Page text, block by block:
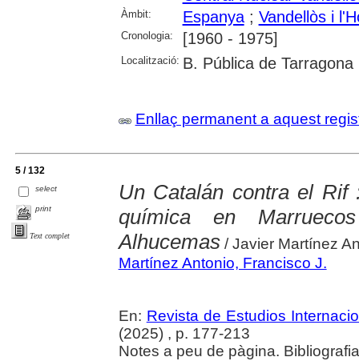
Àmbit: Espanya; Vandellòs i
Cronologia: [1960 - 1975]
Localització: B. Pública de Tarragona
Enllaç permanent a aquest
5 / 132
select
print
Text complet
Un Catalán contra el
química en
Alhucemas/ Javier Martínez
Martínez Antonio, Francisco J.
En: Revista de Estudios
(2025) , p. 177-213
Notes a peu de pàgina.